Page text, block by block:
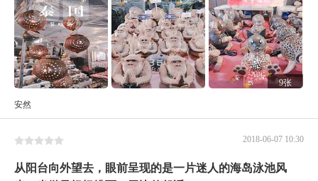
9张
安然
2018-06-07 10:30
从阳台向外望去，眼前呈现的是一片迷人的海岛泳池风